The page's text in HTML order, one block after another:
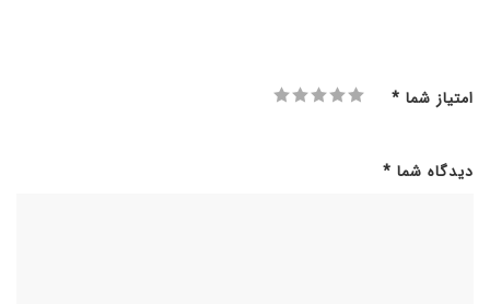
امتیاز شما *
دیدگاه شما *